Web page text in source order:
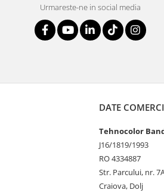
Urmareste-ne in social media
DATE
Tehnocolor
J16/1819/1993
RO 4334887
Str. Parcului, nr.
Craiova, Dolj